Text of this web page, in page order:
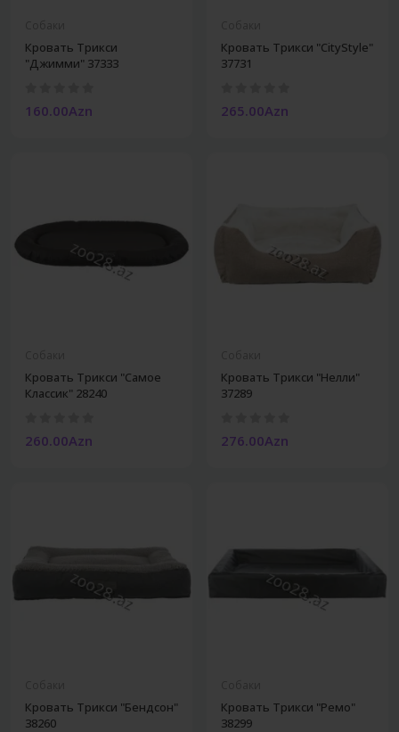
Кровать Трикси
"Джимми" 37333
160.00Azn
Кровать Трикси "CityStyle"
37731
265.00Azn
Кровать Трикси "Самое
Классик" 28240
260.00Azn
Кровать Трикси "Нелли"
37289
276.00Azn
Кровать Трикси "Бендсон"
38260
Кровать Трикси "Ремо"
38299